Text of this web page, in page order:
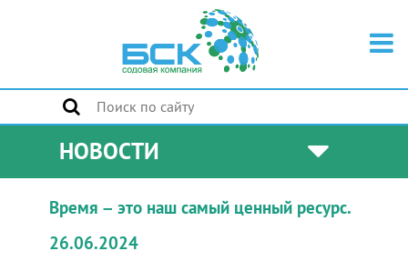
НОВОСТИ
Время – это наш самый ценный ресурс.
26.06.2024